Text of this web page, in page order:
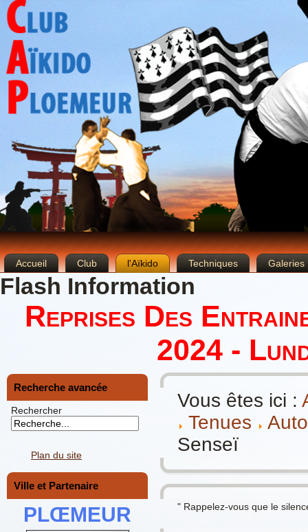
Accueil Club l'Aïkido Techniques Galeries
Flash Information
Reprises Des
2024 -
Recherche avancée
Rechercher
Plan du site
Ville et Partenaire
PLŒMEUR
Vous êtes ici :
Tenues
Senseï
" Rappelez-vous que le